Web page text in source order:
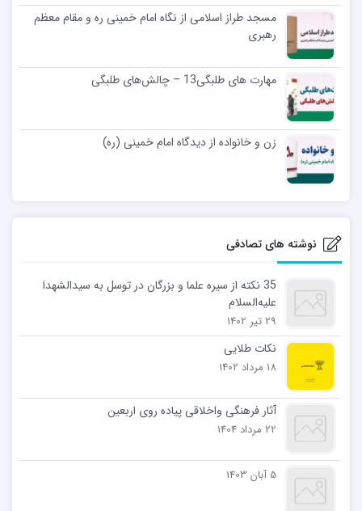
مسجد طراز اسلامی از نگاه امام خمینی ره و مقام معظم
رهبری
مهارت های طلبگی13 – چالش‌های طلبگی
زن و خانواده از ديدگاه امام خمينی (ره)
نوشته های تصادفی
35 نکته از سیره‌ علما و بزرگان در توسل به سیدالشهدا
علیه‌السلام
29 تیر 1402
نکات طلایی
18 مرداد 1402
آثار فرهنگی واخلاقی پیاده روی اربعین
22 مرداد 1404
5 آبان 1403